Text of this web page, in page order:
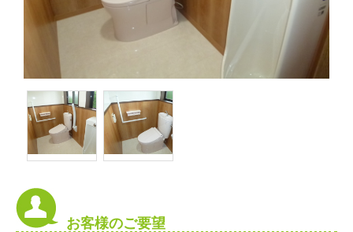
お客様のご要望